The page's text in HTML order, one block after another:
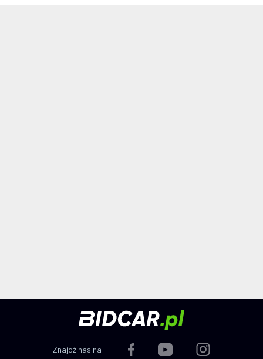
Znajdź nas na: